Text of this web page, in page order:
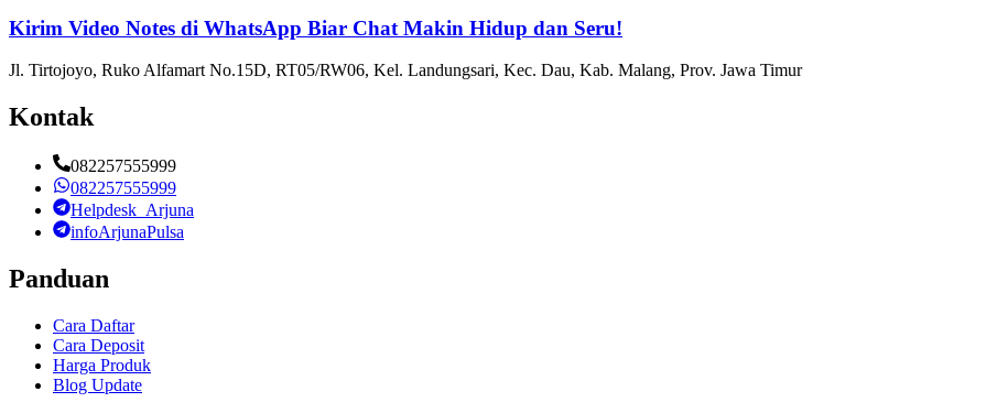
Kirim Video Notes di WhatsApp Biar Chat Makin Hidup dan Seru!
Jl. Tirtojoyo, Ruko Alfamart No.15D, RT05/RW06, Kel. Landungsari, Kec. Dau, Kab. Malang, Prov. Jawa Timur
Kontak
082257555999
082257555999
Helpdesk_Arjuna
infoArjunaPulsa
Panduan
Cara Daftar
Cara Deposit
Harga Produk
Blog Update